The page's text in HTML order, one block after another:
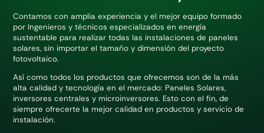
Contamos con amplia experiencia y el mejor equipo formado
por Ingenieros y técnicos especializados en energía
sustentable para realizar todas las instalaciones de paneles
solares, sin importar el tamaño y dimensión del proyecto
fotovoltaico.
Así como todos los productos que ofrecemos son de la más
alta calidad y tecnología en el mercado: Paneles Solares,
inversores centrales y microinversores. Esto con el fin, de
siempre ofrecerte la mejor calidad en productos y servicio de
instalación.